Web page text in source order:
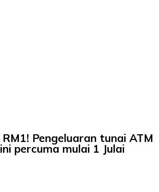
Pengeluaran tunai ATM
percuma mulai 1 Julai